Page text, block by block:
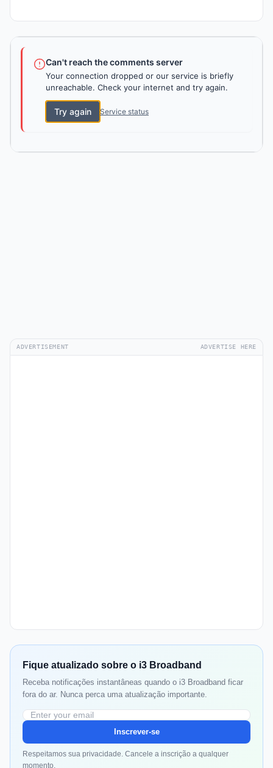
Can't reach the comments server
Your connection dropped or our service is briefly
unreachable. Check your internet and try again.
Try again Service status
ADVERTISEMENT ADVERTISE HERE
Fique atualizado sobre o i3 Broadband
Receba notificações instantâneas quando o i3 Broadband ficar
fora do ar. Nunca perca uma atualização importante.
Inscrever-se
Respeitamos sua privacidade. Cancele a inscrição a qualquer
momento.